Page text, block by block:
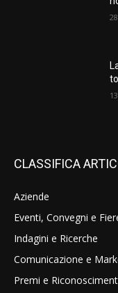
CLASSIFICA
Aziende
Eventi, Convegni e
Indagini e Ricerche
Comunicazione e
Premi e